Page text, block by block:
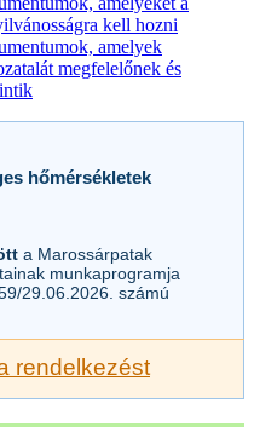
kell hozni
amelyek
megfelelőnek és
hőmérsékletek
a Marossárpatak
munkaprogramja
29.06.2026. számú
rendelkezést